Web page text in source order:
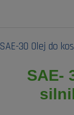
SAE-30 Olej do
SAE-